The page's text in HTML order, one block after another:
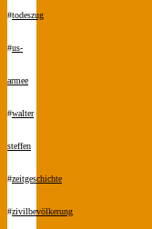
#todeszug
#us-
armee
#walter
steffen
#zeitgeschichte
#zivilbevölkerung